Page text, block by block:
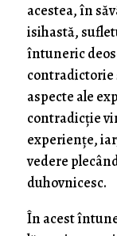
acestea, în
isihastă,
întuneric
contradictorie
aspecte ale
contradicţie
experienţe,
vedere
duhovnicesc.
În acest